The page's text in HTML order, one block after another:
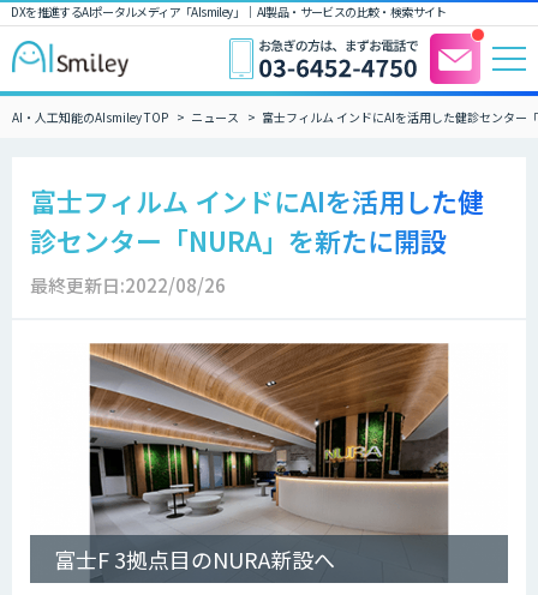
DXを推進するAIポータルメディア「AIsmiley」｜ AI製品・サービスの比較・検索サイト
AI・人工知能のAIsmiley TOP ニュース 富士フィルム インドにAIを活用した健診センター
富士フィルム インドにAIを活用した健
診センター「NURA」を新たに開設
最終更新日:2022/08/26
富士F 3拠点目のNURA新設へ